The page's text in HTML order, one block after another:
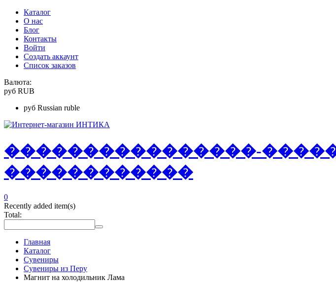
Каталог
О нас
Блог
Контакты
Войти
Создать аккаунт
Список заказов
Валюта:
руб RUB
руб Russian ruble
����������������-����
������������
0
Recently added item(s)
Total:
Главная
Каталог
Сувениры
Сувениры из Перу
Магнит на холодильник Лама